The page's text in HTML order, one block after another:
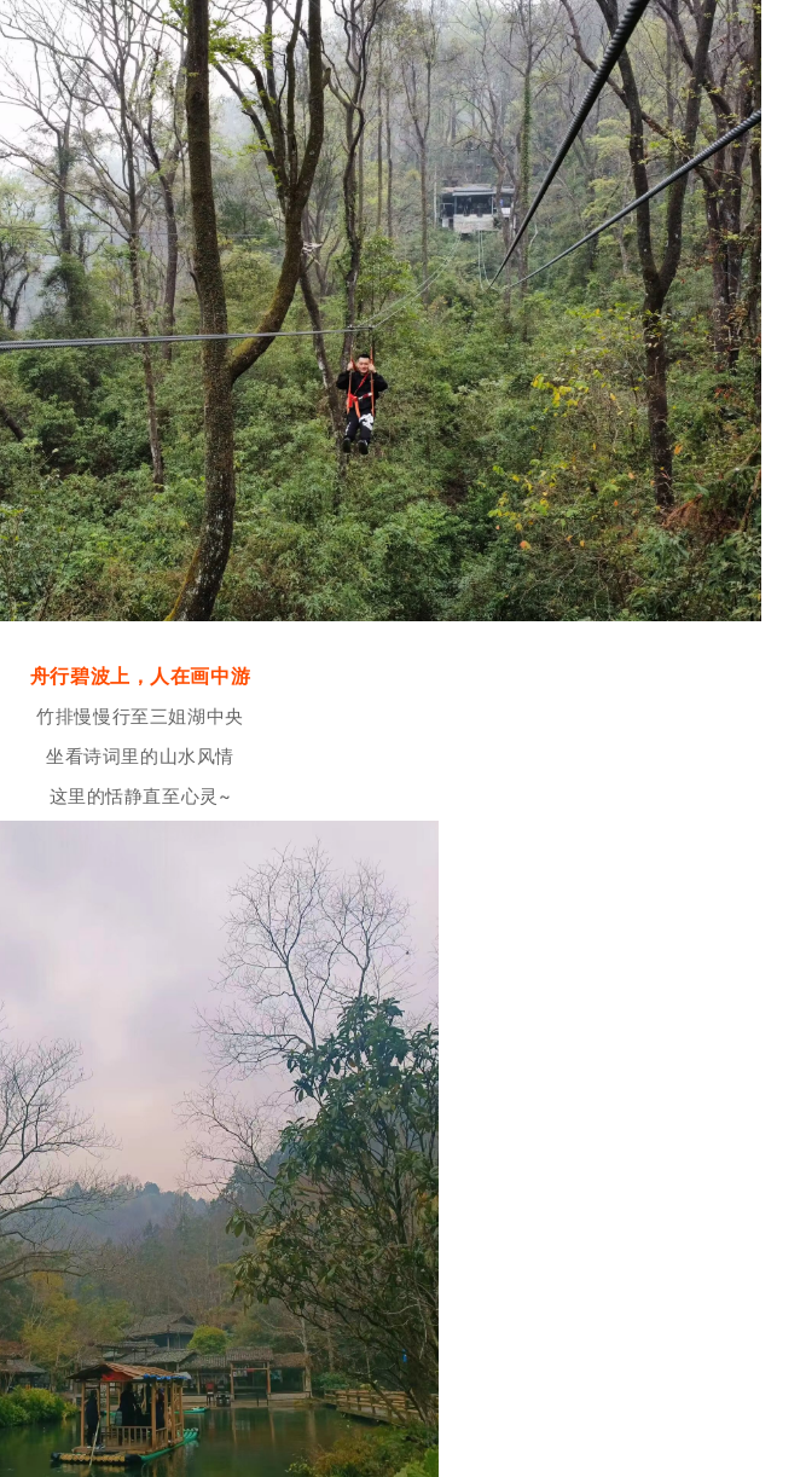
舟行碧波上，人在画中游
竹排慢慢行至三姐湖中央
坐看诗词里的山水风情
这里的恬静直至心灵~